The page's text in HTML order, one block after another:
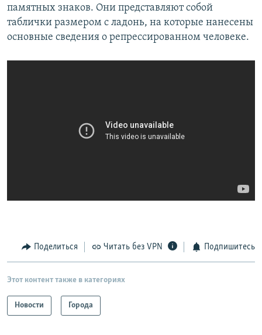
памятных знаков. Они представляют собой
таблички размером с ладонь, на которые нанесены
основные сведения о репрессированном человеке.
Поделиться Читать без VPN Подпишитесь
Этот контент также в категориях
Новости Города